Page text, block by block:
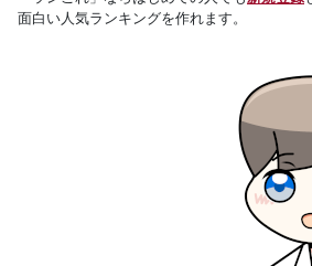
面白い人気ランキングを作れます。